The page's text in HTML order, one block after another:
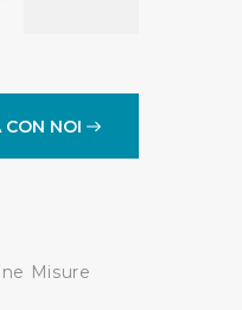
CON NOI
Misure